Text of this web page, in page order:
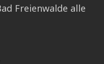
Freienwalde alle